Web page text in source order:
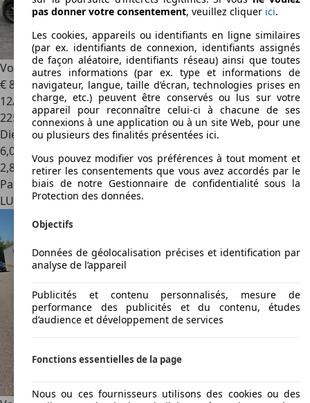
Volvo V40D4 Ocean Race
€ 8.500
12/2014
225.000 km
Diesel
6,0 l/100 km (mixte)
2,8
Particulier
LU 1522Luxembourg
pas donner votre consentement, veuillez cliquer ici.
Les cookies, appareils ou identifiants en ligne similaires
(par ex. identifiants de connexion, identifiants assignés
de façon aléatoire, identifiants réseau) ainsi que toutes
autres informations (par ex. type et informations de
navigateur, langue, taille d’écran, technologies prises en
charge, etc.) peuvent être conservés ou lus sur votre
appareil pour reconnaître celui-ci à chacune de ses
connexions à une application ou à un site Web, pour une
ou plusieurs des finalités présentées ici.
Vous pouvez modifier vos préférences à tout moment et
retirer les consentements que vous avez accordés par le
biais de notre Gestionnaire de confidentialité sous la
Protection des données.
Objectifs
Données de géolocalisation précises et identification par
analyse de l’appareil
Publicités et contenu personnalisés, mesure de
performance des publicités et du contenu, études
d’audience et développement de services
Fonctions essentielles de la page
Nous ou ces fournisseurs utilisons des cookies ou des